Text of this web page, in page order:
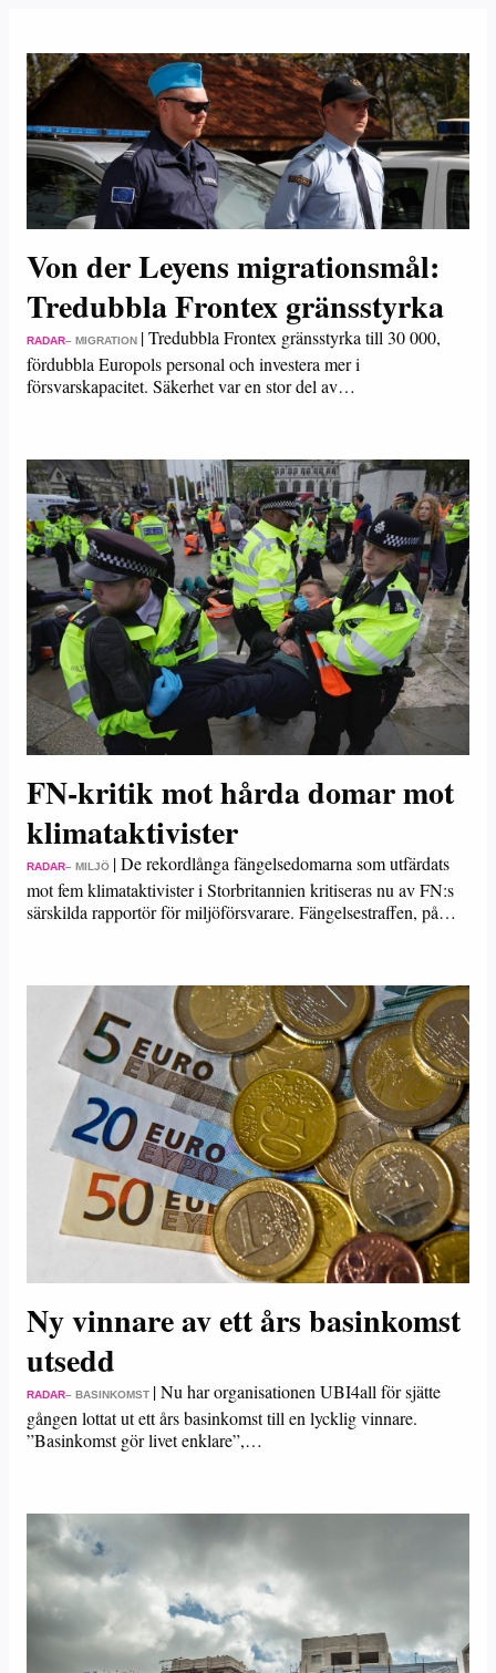
Von der Leyens migrationsmål:
Tredubbla Frontex gränsstyrka
RADAR– MIGRATION |Tredubbla Frontex gränsstyrka till 30 000,
fördubbla Europols personal och investera mer i
försvarskapacitet. Säkerhet var en stor del av…
FN-kritik mot hårda domar mot
klimataktivister
RADAR– MILJÖ |De rekordlånga fängelsedomarna som utfärdats
mot fem klimataktivister i Storbritannien kritiseras nu av FN:s
särskilda rapportör för miljöförsvarare. Fängelsestraffen, på…
Ny vinnare av ett års basinkomst
utsedd
RADAR– BASINKOMST |Nu har organisationen UBI4all för sjätte
gången lottat ut ett års basinkomst till en lycklig vinnare.
”Basinkomst gör livet enklare”,…